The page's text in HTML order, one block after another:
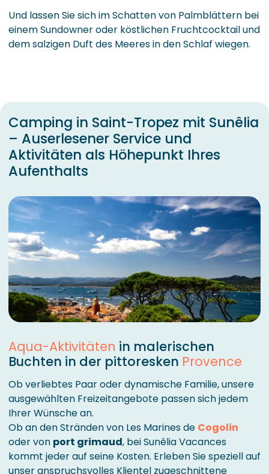
Und lassen Sie sich im Schatten von Palmblättern bei
einem Sundowner oder köstlichen Fruchtcocktail und
dem salzigen Duft des Meeres in den Schlaf wiegen.
Camping in Saint-Tropez mit Sunêlia
– Auserlesener Service und
Aktivitäten als Höhepunkt Ihres
Aufenthalts
Aqua-Aktivitäten in malerischen
Buchten in der pittoresken Provence
Ob verliebtes Paar oder dynamische Familie, unsere
ausgewählten Freizeitangebote passen sich jedem
Ihrer Wünsche an.
Ob an den Stränden von Les Marines de Cogolin
oder von port grimaud, bei Sunêlia Vacances
kommt jeder auf seine Kosten. Erleben Sie speziell auf
unser anspruchsvolles Klientel zugeschnittene